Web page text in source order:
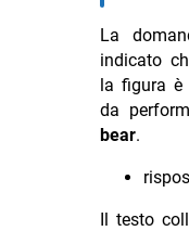
La
indicato
la figura è
da
bear.
Il testo